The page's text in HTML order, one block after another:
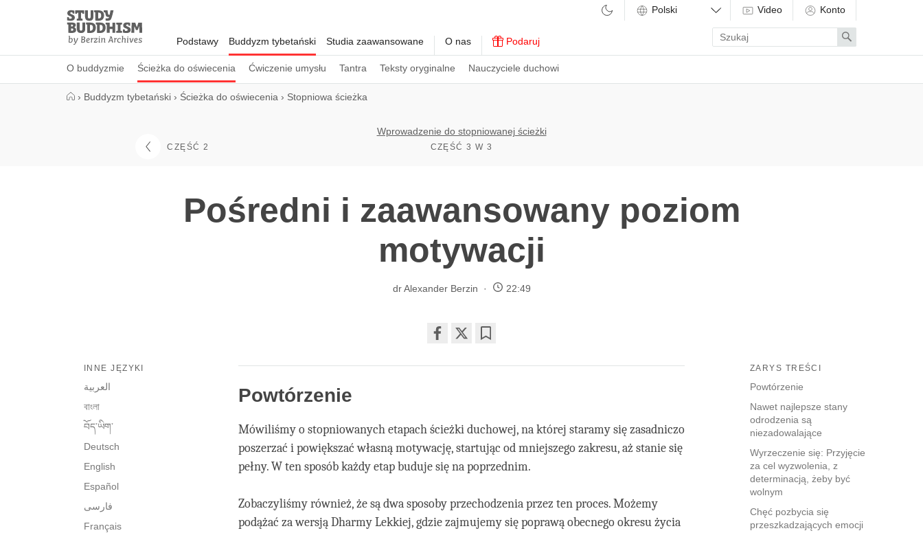
Study
Buddhism
Home
Podstawy Buddyzm tybetański
O buddyzmie Ścieżka do oświecenia Ćwiczenie umysłu Tantra Teksty oryginalne Nauczyciele duchowi
Studia zaawansowane O nas Podaruj
Video Konto
Enter
search
term
Search
› Buddyzm tybetański › Ścieżka do oświecenia › Stopniowa ścieżka
CZĘŚĆ 2
Wprowadzenie do stopniowanej ścieżki
CZĘŚĆ 3 W 3
Pośredni i zaawansowany poziom
motywacji
dr Alexander Berzin 22:49
on
ZARYS TREŚCI
Powtórzenie
Nawet najlepsze stany
odrodzenia są
niezadowalające
Wyrzeczenie się: Przyjęcie
za cel wyzwolenia, z
determinacją, żeby być
wolnym
Chęć pozbycia się
przeszkadzających emocji
INNE JĘZYKI
العربية
বাংলা
བོད་ཡིག་
Deutsch
English
Español
فارسی
Français
Powtórzenie
Mówiliśmy o stopniowanych etapach ścieżki duchowej, na której staramy się zasadniczo
poszerzać i powiększać własną motywację, startując od mniejszego zakresu, aż stanie się
pełny. W ten sposób każdy etap buduje się na poprzednim.
Zobaczyliśmy również, że są dwa sposoby przechodzenia przez ten proces. Możemy
podążać za wersją Dharmy Lekkiej, gdzie zajmujemy się poprawą obecnego okresu życia